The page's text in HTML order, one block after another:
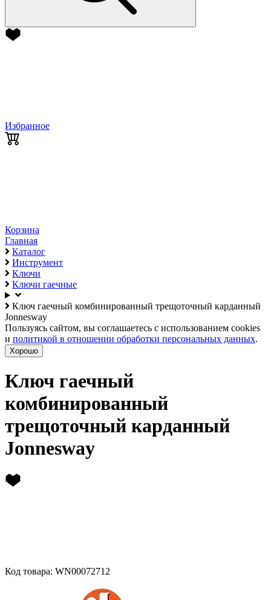
Избранное
Корзина
Главная
Каталог
Инструмент
Ключи
Ключи гаечные
Ключ гаечный комбинированный трещоточный карданный
Jonnesway
Пользуясь сайтом, вы соглашаетесь с использованием cookies
и политикой в отношении обработки персональных данных.
Хорошо
Ключ гаечный
комбинированный
трещоточный карданный
Jonnesway
Код товара: WN00072712